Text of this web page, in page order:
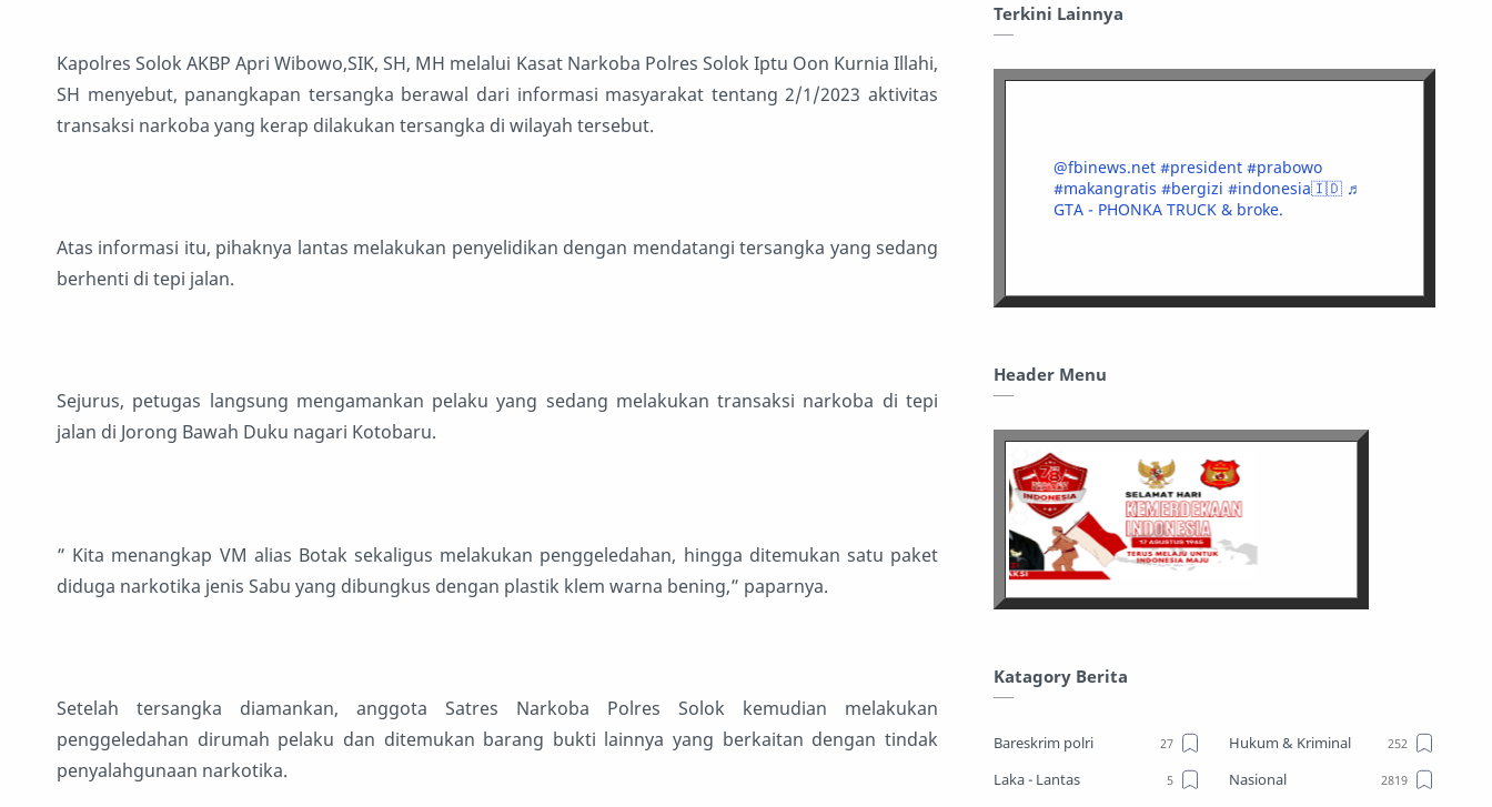
Kapolres Solok AKBP Apri Wibowo,SIK, SH, MH melalui Kasat Narkoba Polres Solok Iptu Oon Kurnia Illahi,
SH menyebut, panangkapan tersangka berawal dari informasi masyarakat tentang 2/1/2023 aktivitas
transaksi narkoba yang kerap dilakukan tersangka di wilayah tersebut.
Atas informasi itu, pihaknya lantas melakukan penyelidikan dengan mendatangi tersangka yang sedang
berhenti di tepi jalan.
Sejurus, petugas langsung mengamankan pelaku yang sedang melakukan transaksi narkoba di tepi
jalan di Jorong Bawah Duku nagari Kotobaru.
” Kita menangkap VM alias Botak sekaligus melakukan penggeledahan, hingga ditemukan satu paket
diduga narkotika jenis Sabu yang dibungkus dengan plastik klem warna bening,” paparnya.
Setelah tersangka diamankan, anggota Satres Narkoba Polres Solok kemudian melakukan
penggeledahan dirumah pelaku dan ditemukan barang bukti lainnya yang berkaitan dengan tindak
penyalahgunaan narkotika.
Terkini Lainnya
@fbinews.net #president #prabowo
#makangratis #bergizi #indonesia🇮🇩 ♬
GTA - PHONKA TRUCK & broke.
Header Menu
Katagory Berita
Bareskrim polri
Hukum & Kriminal
Laka - Lantas
Nasional